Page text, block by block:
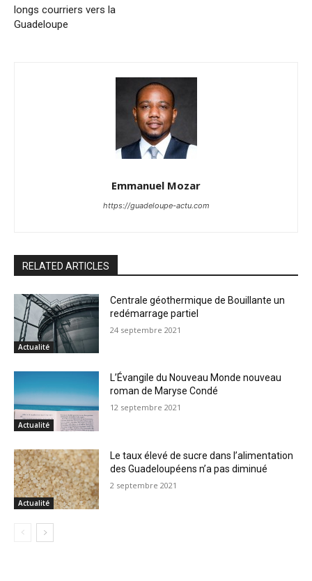
longs courriers vers la
Guadeloupe
Emmanuel Mozar
https://guadeloupe-actu.com
RELATED ARTICLES
Actualité
Centrale géothermique de Bouillante un
redémarrage partiel
24 septembre 2021
Actualité
L’Évangile du Nouveau Monde nouveau
roman de Maryse Condé
12 septembre 2021
Actualité
Le taux élevé de sucre dans l’alimentation
des Guadeloupéens n’a pas diminué
2 septembre 2021